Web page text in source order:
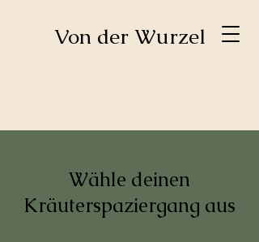
​Von der Wurzel
Wähle deinen
Kräuterspaziergang aus